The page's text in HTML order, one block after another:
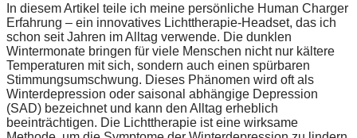
In diesem Artikel teile ich meine persönliche Human Charger
Erfahrung – ein innovatives Lichttherapie-Headset, das ich
schon seit Jahren im Alltag verwende. Die dunklen
Wintermonate bringen für viele Menschen nicht nur kältere
Temperaturen mit sich, sondern auch einen spürbaren
Stimmungsumschwung. Dieses Phänomen wird oft als
Winterdepression oder saisonal abhängige Depression
(SAD) bezeichnet und kann den Alltag erheblich
beeinträchtigen. Die Lichttherapie ist eine wirksame